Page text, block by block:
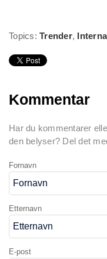
Topics: Trender,
Kommentar
Har du kommentarer
den belyser? Del det
Fornavn
Etternavn
E-post